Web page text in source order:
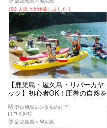
100 人以上が体験しました！
【鹿児島・屋久島・リバーカヤ
ック】初心者OK！圧巻の自然を
コース）
登山用品レンタルの山下
口コミ(51)
鹿児島県
屋久島